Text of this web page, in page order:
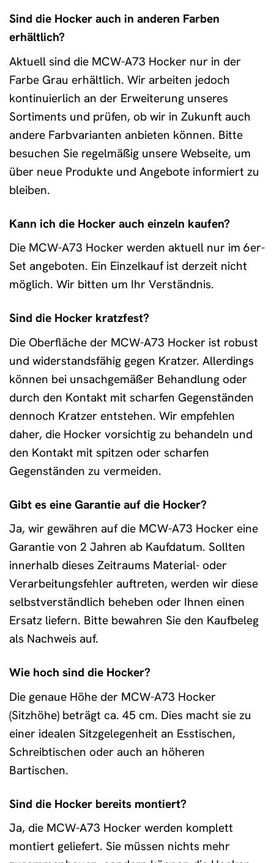
Sind die Hocker auch in anderen Farben
erhältlich?
Aktuell sind die MCW-A73 Hocker nur in der
Farbe Grau erhältlich. Wir arbeiten jedoch
kontinuierlich an der Erweiterung unseres
Sortiments und prüfen, ob wir in Zukunft auch
andere Farbvarianten anbieten können. Bitte
besuchen Sie regelmäßig unsere Webseite, um
über neue Produkte und Angebote informiert zu
bleiben.
Kann ich die Hocker auch einzeln kaufen?
Die MCW-A73 Hocker werden aktuell nur im 6er-
Set angeboten. Ein Einzelkauf ist derzeit nicht
möglich. Wir bitten um Ihr Verständnis.
Sind die Hocker kratzfest?
Die Oberfläche der MCW-A73 Hocker ist robust
und widerstandsfähig gegen Kratzer. Allerdings
können bei unsachgemäßer Behandlung oder
durch den Kontakt mit scharfen Gegenständen
dennoch Kratzer entstehen. Wir empfehlen
daher, die Hocker vorsichtig zu behandeln und
den Kontakt mit spitzen oder scharfen
Gegenständen zu vermeiden.
Gibt es eine Garantie auf die Hocker?
Ja, wir gewähren auf die MCW-A73 Hocker eine
Garantie von 2 Jahren ab Kaufdatum. Sollten
innerhalb dieses Zeitraums Material- oder
Verarbeitungsfehler auftreten, werden wir diese
selbstverständlich beheben oder Ihnen einen
Ersatz liefern. Bitte bewahren Sie den Kaufbeleg
als Nachweis auf.
Wie hoch sind die Hocker?
Die genaue Höhe der MCW-A73 Hocker
(Sitzhöhe) beträgt ca. 45 cm. Dies macht sie zu
einer idealen Sitzgelegenheit an Esstischen,
Schreibtischen oder auch an höheren
Bartischen.
Sind die Hocker bereits montiert?
Ja, die MCW-A73 Hocker werden komplett
montiert geliefert. Sie müssen nichts mehr